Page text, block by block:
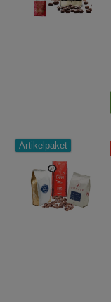
Artikelpaket